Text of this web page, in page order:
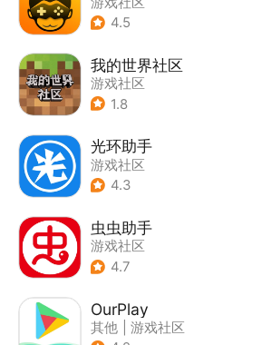
4.5
我的世界社区
游戏社区
1.8
光环助手
游戏社区
4.3
虫虫助手
游戏社区
4.7
OurPlay
其他
游戏社区